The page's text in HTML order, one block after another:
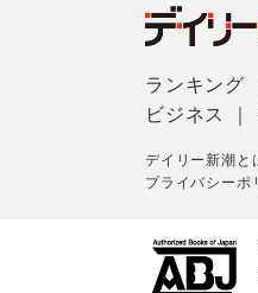
ランキング
ビジネス
デイリー新潮と
プライバシーポ